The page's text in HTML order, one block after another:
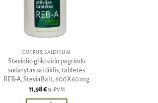
CUKRUS, SALDIKLIAI
Steviolio glikozido pagrindu
sudarytas saldiklis, tabletės
REB-A, SteviaBalt, 600X60 mg
11,98€ su PVM